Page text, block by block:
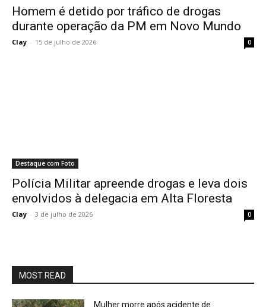
Homem é detido por tráfico de drogas
durante operação da PM em Novo Mundo
Clay - 15 de julho de 2026 0
Destaque com Foto
Polícia Militar apreende drogas e leva dois
envolvidos à delegacia em Alta Floresta
Clay - 3 de julho de 2026 0
MOST READ
Mulher morre após acidente de